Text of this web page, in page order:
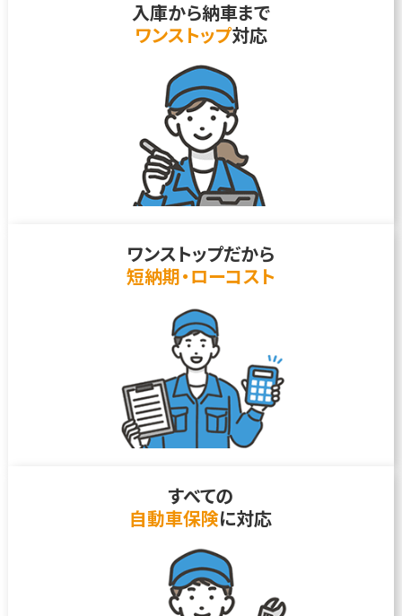
入庫から納車まで
ワンストップ対応
ワンストップだから
短納期・ローコスト
すべての
自動車保険に対応